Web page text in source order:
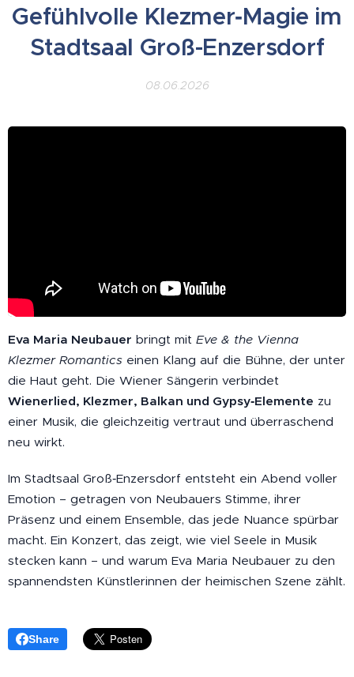
Gefühlvolle Klezmer‑Magie im
Stadtsaal Groß-Enzersdorf
08.06.2026
Eva Maria Neubauer bringt mit Eve & the Vienna
Klezmer Romantics einen Klang auf die Bühne, der unter
die Haut geht. Die Wiener Sängerin verbindet
Wienerlied, Klezmer, Balkan und Gypsy‑Elemente zu
einer Musik, die gleichzeitig vertraut und überraschend
neu wirkt.
Im Stadtsaal Groß‑Enzersdorf entsteht ein Abend voller
Emotion – getragen von Neubauers Stimme, ihrer
Präsenz und einem Ensemble, das jede Nuance spürbar
macht. Ein Konzert, das zeigt, wie viel Seele in Musik
stecken kann – und warum Eva Maria Neubauer zu den
spannendsten Künstlerinnen der heimischen Szene zählt.
Share